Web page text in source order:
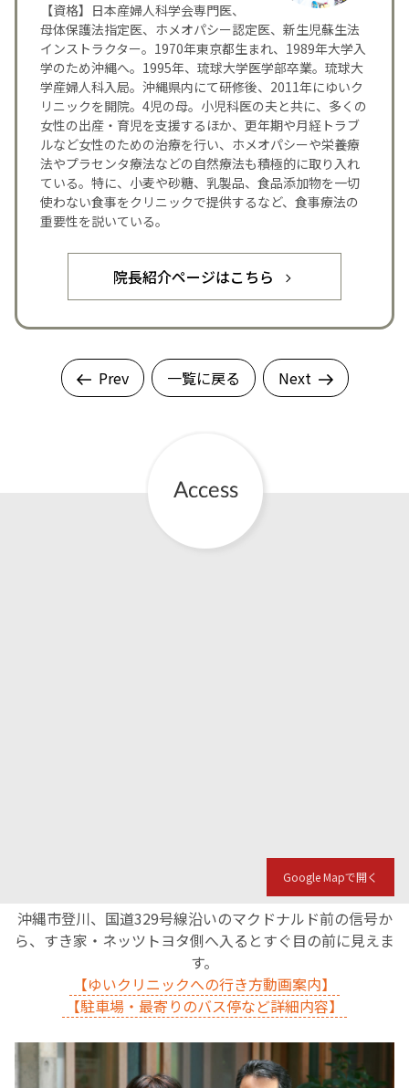
【資格】日本産婦人科学会専門医、
母体保護法指定医、ホメオパシー認定医、新生児蘇生法
インストラクター。1970年東京都生まれ、1989年大学入
学のため沖縄へ。1995年、琉球大学医学部卒業。琉球大
学産婦人科入局。沖縄県内にて研修後、2011年にゆいク
リニックを開院。4児の母。小児科医の夫と共に、多くの
女性の出産・育児を支援するほか、更年期や月経トラブ
ルなど女性のための治療を行い、ホメオパシーや栄養療
法やプラセンタ療法などの自然療法も積極的に取り入れ
ている。特に、小麦や砂糖、乳製品、食品添加物を一切
使わない食事をクリニックで提供するなど、食事療法の
重要性を説いている。
院長紹介ページはこちら
Prev 一覧に戻る Next
Google Mapで開く
沖縄市登川、国道329号線沿いのマクドナルド前の信号か
ら、すき家・ネッツトヨタ側へ入るとすぐ目の前に見えま
す。
【ゆいクリニックへの行き方動画案内】
【駐車場・最寄りのバス停など詳細内容】